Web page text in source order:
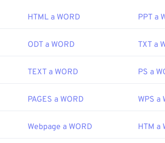
HTML a WORD PPT a
ODT a WORD TXT a
TEXT a WORD PS a
PAGES a WORD WPS a
Webpage a WORD HTM a